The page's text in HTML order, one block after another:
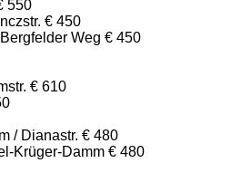
550
€ 450
Weg € 450
€ 610
/ Dianastr. € 480
Krüger-Damm € 480